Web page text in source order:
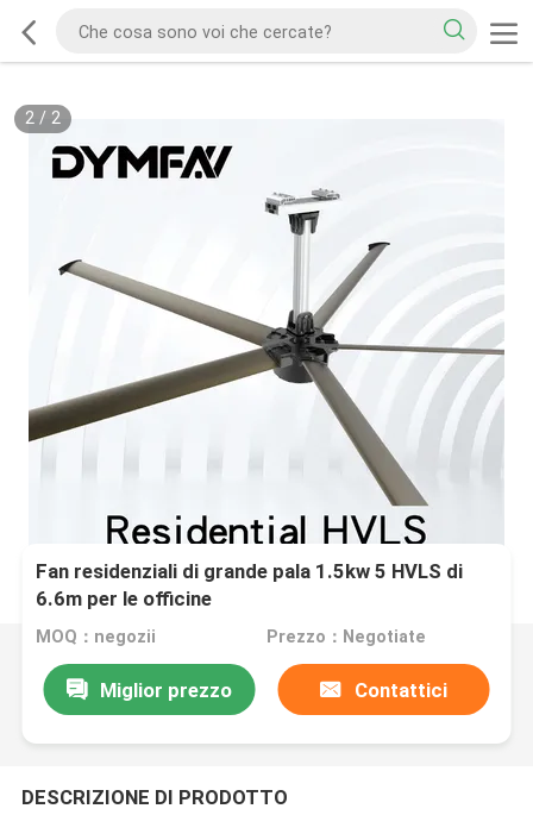
2/ 2
Fan residenziali di grande pala 1.5kw 5 HVLS di
6.6m per le officine
MOQ：negozii Prezzo：Negotiate
Miglior prezzo Contattici
DESCRIZIONE DI PRODOTTO